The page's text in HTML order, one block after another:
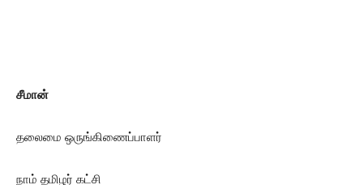
சீமான்
தலைமை ஒருங்கிணைப்பாளர்
நாம் தமிழர் கட்சி